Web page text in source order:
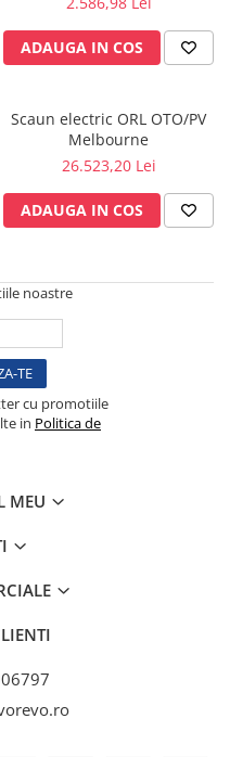
ADAUGA IN COS
Scaun electric ORL OTO/PV
Melbourne
26.523,20 Lei
ADAUGA IN COS
noastre
cu promotiile
in Politica de
MEU